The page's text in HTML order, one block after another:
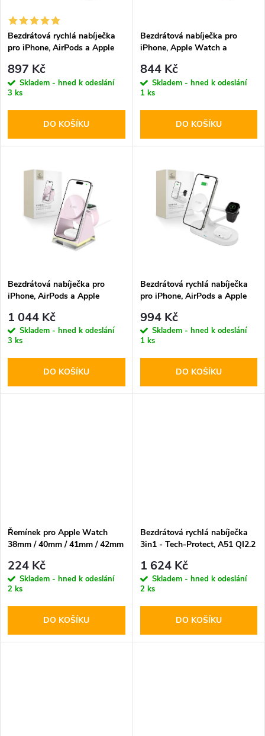
í
p
r
o
d
s
p
r
o
d
Bezdrátová rychlá nabíječka
pro iPhone, AirPods a Apple
MagSafe Wireless Charger
White
897 Kč
Skladem - hned k odeslání
3 ks
DO KOŠÍKU
Bezdrátová nabíječka pro
iPhone, Apple Watch a
QI15W-A47 Wireless Charger
White
844 Kč
Skladem - hned k odeslání
1 ks
DO KOŠÍKU
Bezdrátová nabíječka pro
iPhone, AirPods a Apple
A43 MagSafe Pink
1 044 Kč
Skladem - hned k odeslání
3 ks
DO KOŠÍKU
Bezdrátová rychlá nabíječka
pro iPhone, AirPods a Apple
A41 MagSafe Wireless
Charger White
994 Kč
Skladem - hned k odeslání
1 ks
DO KOŠÍKU
Řemínek pro Apple Watch
38mm / 40mm / 41mm / 42mm
224 Kč
Skladem - hned k odeslání
2 ks
DO KOŠÍKU
Bezdrátová rychlá nabíječka
3in1 - Tech-Protect, A51 QI2.2
Charger White
1 624 Kč
Skladem - hned k odeslání
2 ks
DO KOŠÍKU